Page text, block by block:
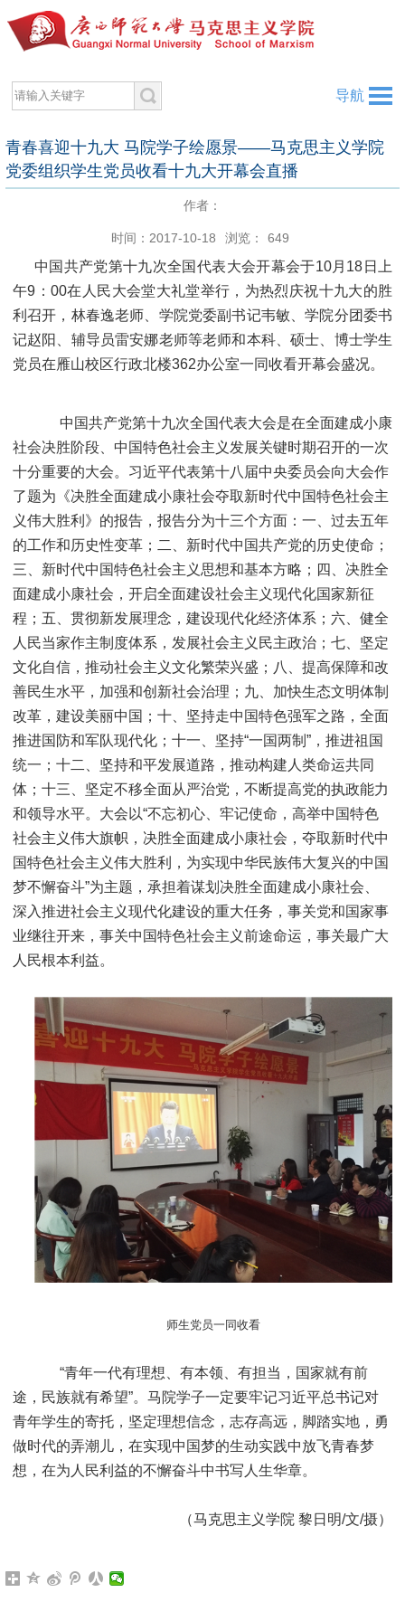
导航
青春喜迎十九大 马院学子绘愿景——马克思主义学院
党委组织学生党员收看十九大开幕会直播
作者：
时间：2017-10-18 浏览： 649
中国共产党第十九次全国代表大会开幕会于10月18日上
午9：00在人民大会堂大礼堂举行，为热烈庆祝十九大的胜
利召开，林春逸老师、学院党委副书记韦敏、学院分团委书
记赵阳、辅导员雷安娜老师等老师和本科、硕士、博士学生
党员在雁山校区行政北楼362办公室一同收看开幕会盛况。
中国共产党第十九次全国代表大会是在全面建成小康
社会决胜阶段、中国特色社会主义发展关键时期召开的一次
十分重要的大会。习近平代表第十八届中央委员会向大会作
了题为《决胜全面建成小康社会夺取新时代中国特色社会主
义伟大胜利》的报告，报告分为十三个方面：一、过去五年
的工作和历史性变革；二、新时代中国共产党的历史使命；
三、新时代中国特色社会主义思想和基本方略；四、决胜全
面建成小康社会，开启全面建设社会主义现代化国家新征
程；五、贯彻新发展理念，建设现代化经济体系；六、健全
人民当家作主制度体系，发展社会主义民主政治；七、坚定
文化自信，推动社会主义文化繁荣兴盛；八、提高保障和改
善民生水平，加强和创新社会治理；九、加快生态文明体制
改革，建设美丽中国；十、坚持走中国特色强军之路，全面
推进国防和军队现代化；十一、坚持“一国两制”，推进祖国
统一；十二、坚持和平发展道路，推动构建人类命运共同
体；十三、坚定不移全面从严治党，不断提高党的执政能力
和领导水平。大会以“不忘初心、牢记使命，高举中国特色
社会主义伟大旗帜，决胜全面建成小康社会，夺取新时代中
国特色社会主义伟大胜利，为实现中华民族伟大复兴的中国
梦不懈奋斗”为主题，承担着谋划决胜全面建成小康社会、
深入推进社会主义现代化建设的重大任务，事关党和国家事
业继往开来，事关中国特色社会主义前途命运，事关最广大
人民根本利益。
师生党员一同收看
“青年一代有理想、有本领、有担当，国家就有前
途，民族就有希望”。马院学子一定要牢记习近平总书记对
青年学生的寄托，坚定理想信念，志存高远，脚踏实地，勇
做时代的弄潮儿，在实现中国梦的生动实践中放飞青春梦
想，在为人民利益的不懈奋斗中书写人生华章。
（马克思主义学院 黎日明/文/摄）